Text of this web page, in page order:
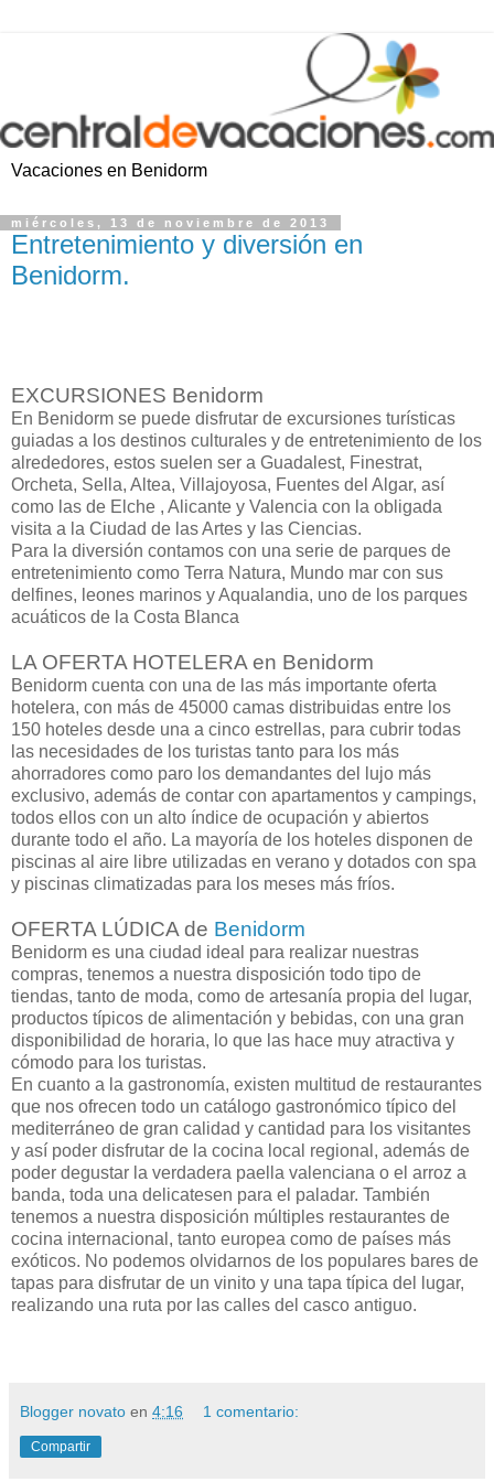
Vacaciones en Benidorm
miércoles, 13 de noviembre de 2013
Entretenimiento y diversión en
Benidorm.
EXCURSIONES Benidorm
En Benidorm se puede disfrutar de excursiones turísticas
guiadas a los destinos culturales y de entretenimiento de los
alrededores, estos suelen ser a Guadalest, Finestrat,
Orcheta, Sella, Altea, Villajoyosa, Fuentes del Algar, así
como las de Elche , Alicante y Valencia con la obligada
visita a la Ciudad de las Artes y las Ciencias.
Para la diversión contamos con una serie de parques de
entretenimiento como Terra Natura, Mundo mar con sus
delfines, leones marinos y Aqualandia, uno de los parques
acuáticos de la Costa Blanca
LA OFERTA HOTELERA en Benidorm
Benidorm cuenta con una de las más importante oferta
hotelera, con más de 45000 camas distribuidas entre los
150 hoteles desde una a cinco estrellas, para cubrir todas
las necesidades de los turistas tanto para los más
ahorradores como paro los demandantes del lujo más
exclusivo, además de contar con apartamentos y campings,
todos ellos con un alto índice de ocupación y abiertos
durante todo el año. La mayoría de los hoteles disponen de
piscinas al aire libre utilizadas en verano y dotados con spa
y piscinas climatizadas para los meses más fríos.
OFERTA LÚDICA de Benidorm
Benidorm es una ciudad ideal para realizar nuestras
compras, tenemos a nuestra disposición todo tipo de
tiendas, tanto de moda, como de artesanía propia del lugar,
productos típicos de alimentación y bebidas, con una gran
disponibilidad de horaria, lo que las hace muy atractiva y
cómodo para los turistas.
En cuanto a la gastronomía, existen multitud de restaurantes
que nos ofrecen todo un catálogo gastronómico típico del
mediterráneo de gran calidad y cantidad para los visitantes
y así poder disfrutar de la cocina local regional, además de
poder degustar la verdadera paella valenciana o el arroz a
banda, toda una delicatesen para el paladar. También
tenemos a nuestra disposición múltiples restaurantes de
cocina internacional, tanto europea como de países más
exóticos. No podemos olvidarnos de los populares bares de
tapas para disfrutar de un vinito y una tapa típica del lugar,
realizando una ruta por las calles del casco antiguo.
Blogger novato en 4:16 1 comentario:
Compartir